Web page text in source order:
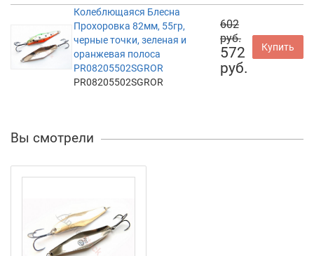
Колеблющаяся Блесна
Прохоровка 82мм, 55гр,
черные точки, зеленая и
оранжевая полоса
PR08205502SGROR
PR08205502SGROR
602
руб.
572
руб.
Купить
Вы смотрели